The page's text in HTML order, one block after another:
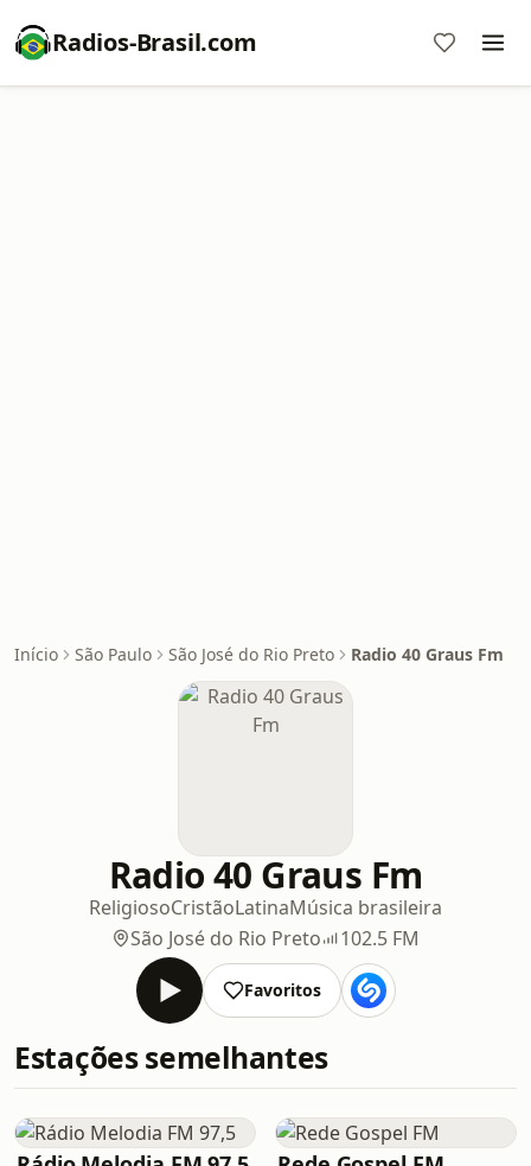
Radios-Brasil.com
Início São Paulo São José do Rio Preto Radio 40 Graus Fm
Radio 40 Graus Fm
ReligiosoCristãoLatinaMúsica brasileira
São José do Rio Preto
102.5 FM
Favoritos
Estações semelhantes